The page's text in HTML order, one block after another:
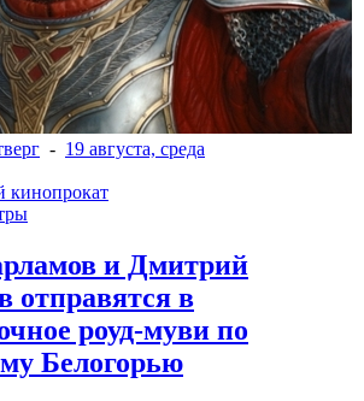
- 19 августа, среда
кинопрокат
и Дмитрий
отправятся в
роуд-муви по
Белогорью